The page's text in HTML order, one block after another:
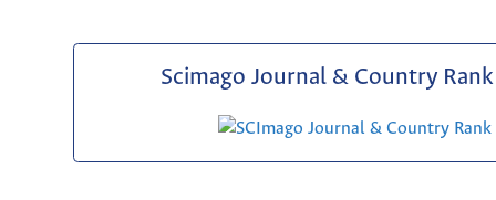
Scimago Journal & Country Rank